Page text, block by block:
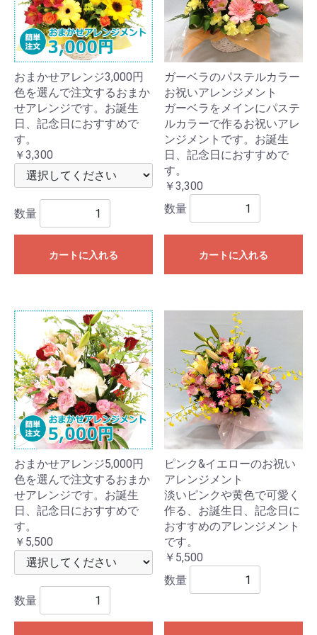
おまかせアレンジ3,000円
色を選んで注文するおまか
せアレンジです。お誕生
日、記念日におすすめで
す。
￥3,300
数量
カートに入れる
ガーベラのパステルカラー
お祝いアレンジメント
ガーベラをメインにパステ
ルカラーで作るお祝いアレ
ンジメントです。お誕生
日、記念日におすすめで
す。
￥3,300
数量
カートに入れる
おまかせアレンジ5,000円
色を選んで注文するおまか
せアレンジです。お誕生
日、記念日におすすめで
す。
￥5,500
数量
ピンク&イエローのお祝い
アレンジメント
淡いピンクや黄色で可愛く
作る、お誕生日、記念日に
おすすめのアレンジメント
です。
￥5,500
数量